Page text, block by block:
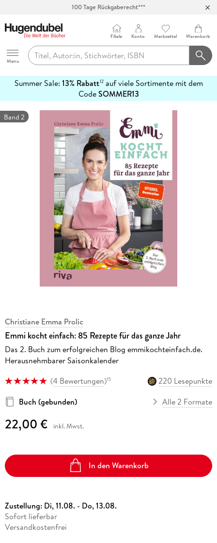
100 Tage Rückgaberecht***
Hugendubel
Menu
Filiale Konto Merkzettel Warenkorb
Summer Sale: 13% Rabatt12auf viele Sortimente mit dem
CodeSOMMER13
erfahren
Band 2
Christiane Emma Prolic
Emmi kocht einfach: 85 Rezepte für das ganze Jahr
Das 2. Buch zum erfolgreichen Blog emmikochteinfach.de.
Herausnehmbarer Saisonkalender
(4 Bewertungen)15
220 Lesepunkte
Buch (gebunden)
Alle 2 Formate
22,00 € inkl. Mwst.
In den Warenkorb
Zustellung: Di, 11.08. - Do, 13.08.
Sofort lieferbar
Versandkostenfrei